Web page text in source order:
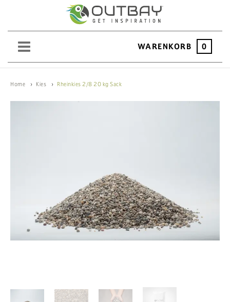
WARENKORB 0
HOCHBEET
BEWÄSSERUNG
Home Kies Rheinkies 2/8 20 kg Sack